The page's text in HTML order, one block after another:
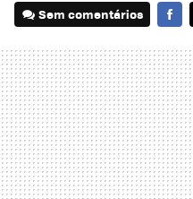
Sem comentários